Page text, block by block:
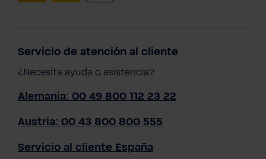
Servicio de atención al cliente
¿Necesita ayuda o asistencia?
Alemania: 00 49 800 112 23 22
Austria: 00 43 800 800 555
Servicio al cliente España